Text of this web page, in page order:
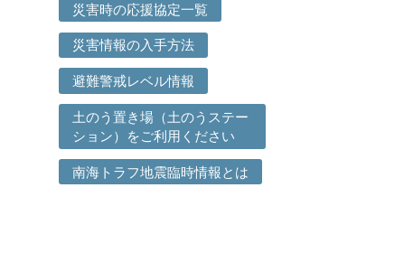
災害時の応援協定一覧
災害情報の入手方法
避難警戒レベル情報
土のう置き場（土のうステー
ション）をご利用ください
南海トラフ地震臨時情報とは